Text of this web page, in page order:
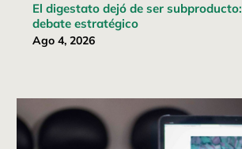
El digestato dejó de ser
debate estratégico
Ago 4, 2026